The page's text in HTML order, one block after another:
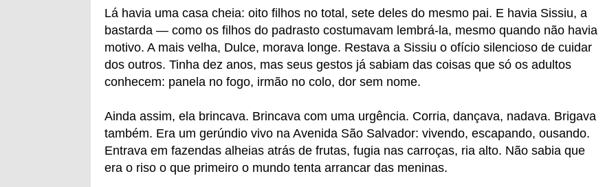
Lá havia uma casa cheia: oito filhos no total, sete deles do mesmo pai. E havia Sissiu, a
bastarda — como os filhos do padrasto costumavam lembrá-la, mesmo quando não havia
motivo. A mais velha, Dulce, morava longe. Restava a Sissiu o ofício silencioso de cuidar
dos outros. Tinha dez anos, mas seus gestos já sabiam das coisas que só os adultos
conhecem: panela no fogo, irmão no colo, dor sem nome.
Ainda assim, ela brincava. Brincava com uma urgência. Corria, dançava, nadava. Brigava
também. Era um gerúndio vivo na Avenida São Salvador: vivendo, escapando, ousando.
Entrava em fazendas alheias atrás de frutas, fugia nas carroças, ria alto. Não sabia que
era o riso o que primeiro o mundo tenta arrancar das meninas.